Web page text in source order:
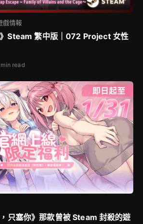
戲情報
》Steam 繁中版｜072 Project 女性
min read
，只塞你》那款曾被 Steam 封殺的遊